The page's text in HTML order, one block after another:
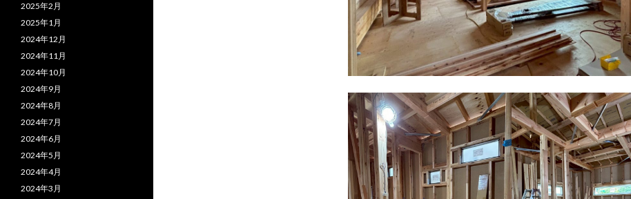
2025年2月
2025年1月
2024年12月
2024年11月
2024年10月
2024年9月
2024年8月
2024年7月
2024年6月
2024年5月
2024年4月
2024年3月